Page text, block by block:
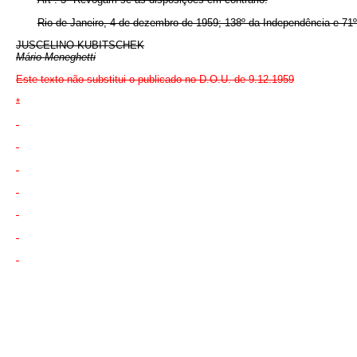
Rio de Janeiro, 4 de dezembro de 1959; 138º da Independência e
JUSCELINO KUBITSCHEK
Mário Meneghetti
Este texto não substitui o publicado no D.O.U. de 9.12.1959
*